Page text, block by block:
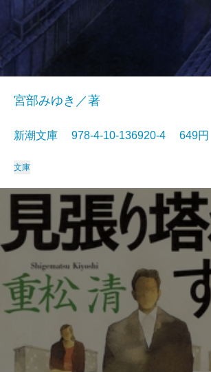
宮部みゆき／著
新潮文庫 978-4-10-136920-4 649
文庫